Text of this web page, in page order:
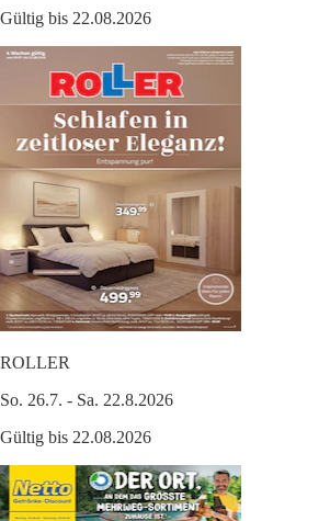
Gültig bis 22.08.2026
ROLLER
So. 26.7. - Sa. 22.8.2026
Gültig bis 22.08.2026